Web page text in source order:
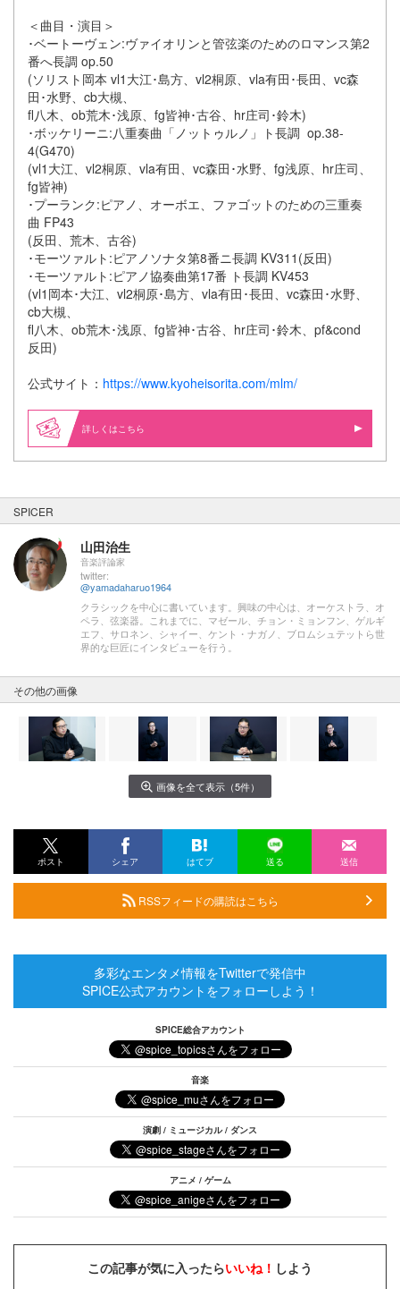
＜曲目・演目＞
･ベートーヴェン:ヴァイオリンと管弦楽のためのロマンス第2
番へ長調 op.50
(ソリスト岡本 vl1大江･島方、vl2桐原、vla有田･長田、vc森
田･水野、cb大槻、
fl八木、ob荒木･浅原、fg皆神･古谷、hr庄司･鈴木)
･ボッケリーニ:八重奏曲「ノットゥルノ」ト長調 op.38-
4(G470)
(vl1大江、vl2桐原、vla有田、vc森田･水野、fg浅原、hr庄司、
fg皆神)
･プーランク:ピアノ、オーボエ、ファゴットのための三重奏
曲 FP43
(反田、荒木、古谷)
･モーツァルト:ピアノソナタ第8番ニ長調 KV311(反田)
･モーツァルト:ピアノ協奏曲第17番 ト長調 KV453
(vl1岡本･大江、vl2桐原･島方、vla有田･長田、vc森田･水野、
cb大槻、
fl八木、ob荒木･浅原、fg皆神･古谷、hr庄司･鈴木、pf&cond
反田)
公式サイト： https://www.kyoheisorita.com/mlm/
詳しくはこちら
SPICER
山田治生
音楽評論家
twitter:
@yamadaharuo1964
クラシックを中心に書いています。興味の中心は、オーケストラ、オ
ペラ、弦楽器。これまでに、マゼール、チョン・ミョンフン、ゲルギ
エフ、サロネン、シャイー、ケント・ナガノ、ブロムシュテットら世
界的な巨匠にインタビューを行う。
その他の画像
画像を全て表示（5件）
ポスト シェア はてブ 送る 送信
RSSフィードの購読はこちら
多彩なエンタメ情報をTwitterで発信中
SPICE公式アカウントをフォローしよう！
SPICE総合アカウント
音楽
演劇 / ミュージカル / ダンス
アニメ / ゲーム
この記事が気に入ったらいいね！ しよう